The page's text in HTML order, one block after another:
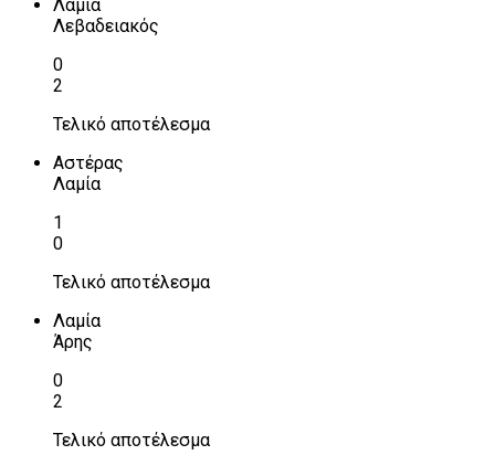
Λαμία
Λεβαδειακός
0
2
Τελικό αποτέλεσμα
Αστέρας
Λαμία
1
0
Τελικό αποτέλεσμα
Λαμία
Άρης
0
2
Τελικό αποτέλεσμα